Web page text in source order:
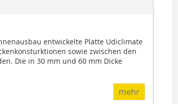
entwickelte Platte Udiclimate
sowie zwischen den
Die in 30 mm und 60 mm Dicke
mehr